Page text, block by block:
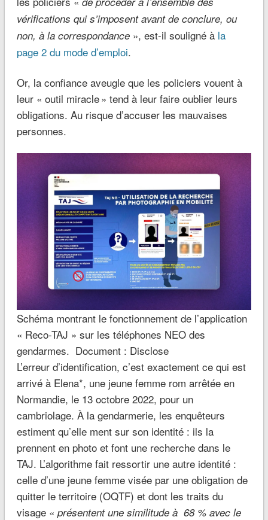
vérifications qui s’imposent avant de conclure, ou
non, à la correspondance», est-il souligné à la
page 2 du mode d’emploi.
Or, la confiance aveugle que les policiers vouent à
leur « outil miracle » tend à leur faire oublier leurs
obligations. Au risque d’accuser les mauvaises
personnes.
Schéma montrant le fonctionnement de l’application
« Reco-TAJ » sur les téléphones NEO des
gendarmes. Document : Disclose
L’erreur d’identification, c’est exactement ce qui est
arrivé à Elena*, une jeune femme rom arrêtée en
Normandie, le 13 octobre 2022, pour un
cambriolage. À la gendarmerie, les enquêteurs
estiment qu’elle ment sur son identité : ils la
prennent en photo et font une recherche dans le
TAJ. L’algorithme fait ressortir une autre identité :
celle d’une jeune femme visée par une obligation de
quitter le territoire (OQTF) et dont les traits du
visage « présentent une similitude à 68 % avec le